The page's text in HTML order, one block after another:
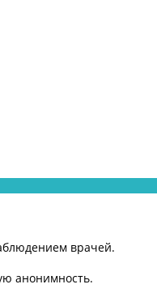
врачей.
анонимность.